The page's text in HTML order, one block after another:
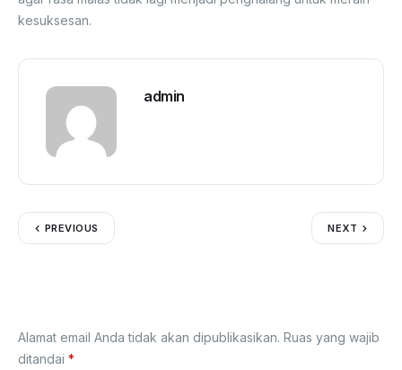
kesuksesan.
admin
PREVIOUS NEXT
Alamat email Anda tidak akan dipublikasikan. Ruas yang wajib
ditandai *